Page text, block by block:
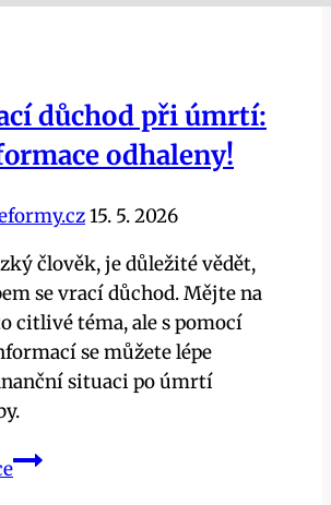
důchod při úmrtí:
odhaleny!
15. 5. 2026
člověk, je důležité vědět,
se vrací důchod. Mějte na
citlivé téma, ale s pomocí
se můžete lépe
situaci po úmrtí
Kdy